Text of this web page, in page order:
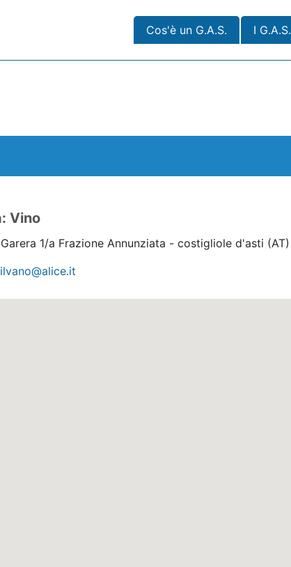
Cos'è un G.A.S. I G.A.S.
Vino
1/a Frazione Annunziata - costigliole d'asti (AT)